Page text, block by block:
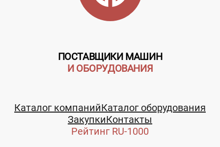
ПОСТАВЩИКИ МАШИН
И ОБОРУДОВАНИЯ
Каталог компанийКаталог оборудования
ЗакупкиКонтакты
Рейтинг RU-1000